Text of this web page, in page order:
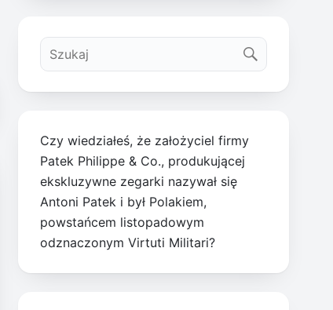
Czy wiedziałeś, że założyciel firmy
Patek Philippe & Co., produkującej
ekskluzywne zegarki nazywał się
Antoni Patek i był Polakiem,
powstańcem listopadowym
odznaczonym Virtuti Militari?